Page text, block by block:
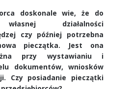
doskonale wie, że do
działalności
czy później potrzebna
pieczątka. Jest ona
przy wystawianiu i
dokumentów, wniosków
Czy posiadanie pieczątki